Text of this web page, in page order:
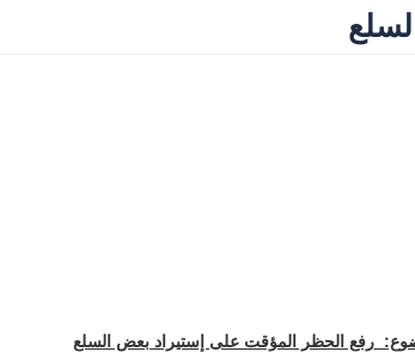
رفع الحظر المؤقت على إستيراد بعض السلع